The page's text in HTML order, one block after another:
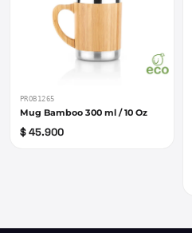
PROB1265
Mug Bamboo 300 ml / 10 Oz
$ 45.900